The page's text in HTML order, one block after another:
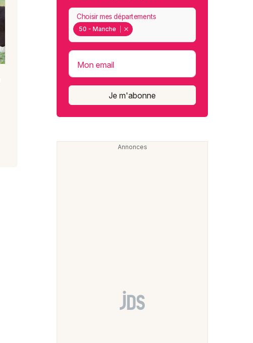
50 - Manche
Choisir mes départements
Mon email
Je m'abonne